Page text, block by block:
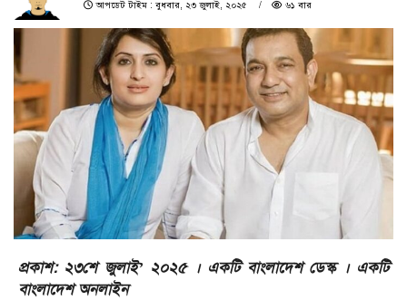
আপডেট টাইম : বুধবার, ২৩ জুলাই, ২০২৫
৬১ বার
প্রকাশ: ২৩শে জুলাই’ ২০২৫ । একটি বাংলাদেশ ডেস্ক । একটি
বাংলাদেশ অনলাইন